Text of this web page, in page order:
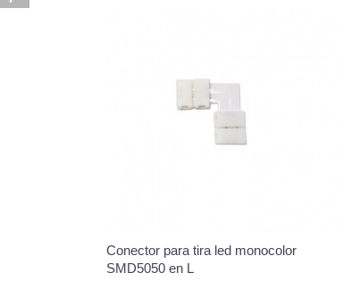
Conector para tira led monocolor
SMD5050 en L